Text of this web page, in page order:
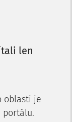
stanovené
pod anatomickú
však ohodnotená
k meritu veci.
nárok na vyššie
znemožní
peňažnej
len
oblasti je
portálu.